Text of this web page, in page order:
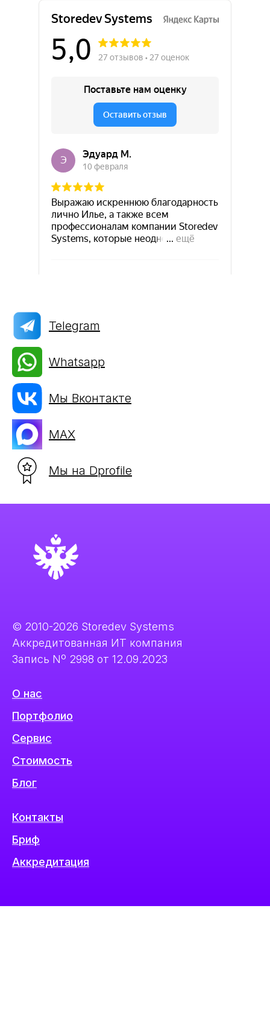
Telegram
Whatsapp
Мы Вконтакте
MAX
Мы на Dprofile
© 2010-2026 Storedev Systems
Аккредитованная ИТ компания
Запись Nº 2998 от 12.09.2023
О нас
Портфолио
Сервис
Стоимость
Блог
Контакты
Бриф
Аккредитация